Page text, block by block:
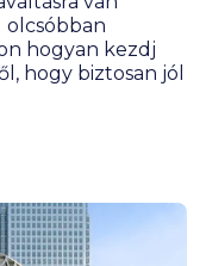
olcsóbban
hogyan kezdj
hogy biztosan jól